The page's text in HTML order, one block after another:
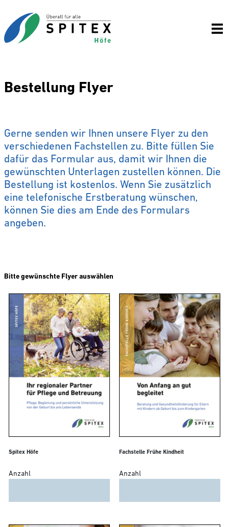
Bestellung Flyer
Gerne senden wir Ihnen unsere Flyer zu den
verschiedenen Fachstellen zu. Bitte füllen Sie
dafür das Formular aus, damit wir Ihnen die
gewünschten Unterlagen zustellen können. Die
Bestellung ist kostenlos. Wenn Sie zusätzlich
eine telefonische Erstberatung wünschen,
können Sie dies am Ende des Formulars
angeben.
Bitte gewünschte Flyer auswählen
Spitex Höfe
Anzahl
Fachstelle Frühe Kindheit
Anzahl